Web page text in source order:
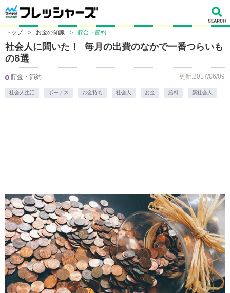
トップ > お金の知識 > 貯金・節約
社会人に聞いた！ 毎月の出費のなかで一番つらいも
の8選
貯金・節約 更新:2017/06/09
社会人生活 ボーナス お金持ち 社会人 お金 給料 新社会人